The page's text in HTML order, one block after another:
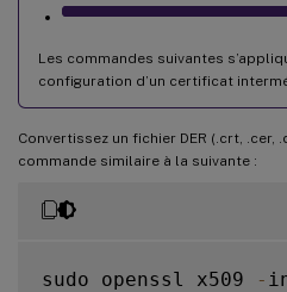
Les commandes suivantes
configuration d’un certificat
Convertissez un fichier DER (.crt, .cer,
commande similaire à la suivante :
sudo openssl x509 -